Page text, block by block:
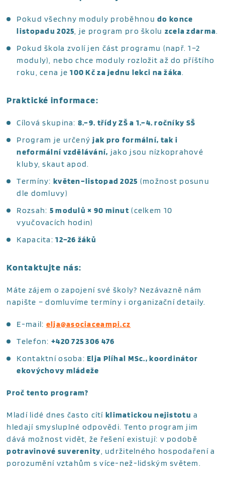
Pokud všechny moduly proběhnoudo konce
listopadu 2025 , je program pro školu zcela zdarma.
Pokud škola zvolí jen část programu (např. 1–2
moduly), nebo chce moduly rozložit až do příštího
roku, cena je100 Kč za jednu lekci na žáka.
Praktické informace:
Cílová skupina: 8.–9. třídy ZŠ a 1.–4. ročníky SŠ
Program je určenýjak pro formální, tak i
neformální vzdělávání, jako jsou nízkoprahové
kluby, skaut apod.
Termíny: květen–listopad 2025 (možnost posunu
dle domluvy)
Rozsah: 5 modulů × 90 minut (celkem 10
vyučovacích hodin)
Kapacita:12–26 žáků
Kontaktujte nás:
Máte zájem o zapojení své školy? Nezávazně nám
napište – domluvíme termíny i organizační detaily.
E-mail: elja@asociaceampi.cz
Telefon: +420725 306 476
Kontaktní osoba:Elja Plíhal MSc., koordinátor
ekovýchovy mládeže
Proč tento program?
Mladí lidé dnes často cítí klimatickou nejistotu a
hledají smysluplné odpovědi. Tento program jim
dává možnost vidět, že řešení existují: v podobě
potravinové suverenity , udržitelného hospodaření a
porozumění vztahům s více-než-lidským světem.